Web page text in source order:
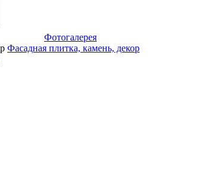
Фотогалерея
Фасадная плитка, камень, декор